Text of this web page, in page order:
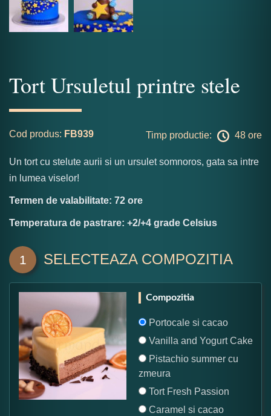
Tort Ursuletul printre stele
Cod produs: FB939 Timp productie: 48 ore
Un tort cu stelute aurii si un ursulet somnoros, gata sa intre
in lumea viselor!
Termen de valabilitate: 72 ore
Temperatura de pastrare: +2/+4 grade Celsius
1 SELECTEAZA COMPOZITIA
Compozitia
Portocale si cacao
Vanilla and Yogurt Cake
Pistachio summer cu
zmeura
Tort Fresh Passion
Caramel si cacao